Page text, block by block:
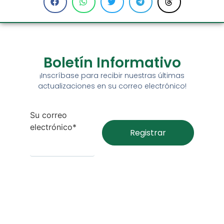
Boletín Informativo
¡Inscríbase para recibir nuestras últimas
actualizaciones en su correo electrónico!
Su correo
electrónico*